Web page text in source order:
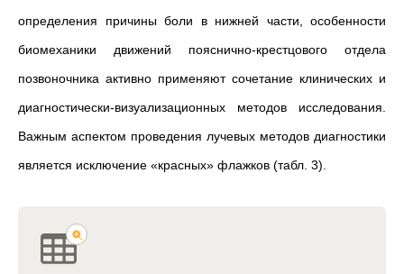
определения причины боли в нижней части, особенности
биомеханики движений пояснично-крестцового отдела
позвоночника активно применяют сочетание клинических и
диагностически-визуализационных методов исследования.
Важным аспектом проведения лучевых методов диагностики
является исключение «красных» флажков (табл. 3).